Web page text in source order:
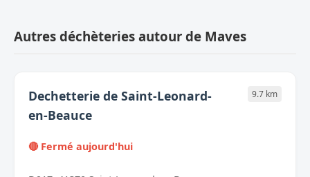
Autres déchèteries autour de Maves
Dechetterie de Saint-Leonard-
en-Beauce
9.7 km
🔴 Fermé aujourd'hui